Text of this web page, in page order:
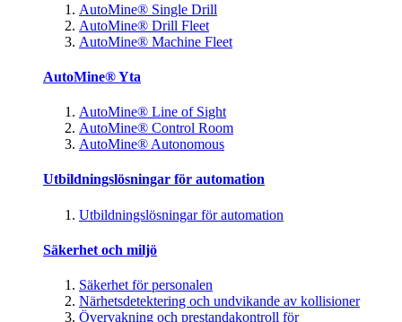
AutoMine® Single Drill
AutoMine® Drill Fleet
AutoMine® Machine Fleet
AutoMine® Yta
AutoMine® Line of Sight
AutoMine® Control Room
AutoMine® Autonomous
Utbildningslösningar för automation
Utbildningslösningar för automation
Säkerhet och miljö
Säkerhet för personalen
Närhetsdetektering och undvikande av kollisioner
Övervakning och prestandakontroll för